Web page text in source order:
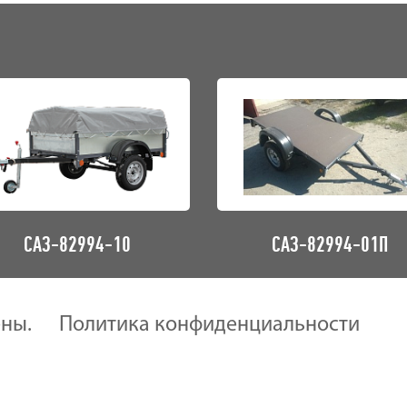
САЗ-82994-10 САЗ-82994-01П
Политика конфиденциальности